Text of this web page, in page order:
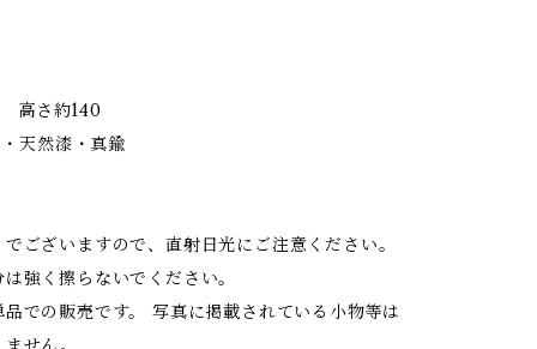
高さ約140
天然漆・真鍮
ございますので、直射日光にご注意ください。
強く擦らないでください。
での販売です。 写真に掲載されている小物等は